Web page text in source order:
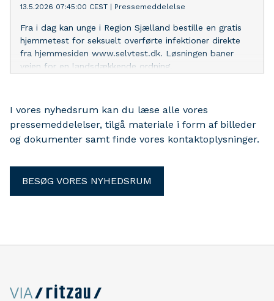
13.5.2026 07:45:00 CEST | Pressemeddelelse
Fra i dag kan unge i Region Sjælland bestille en gratis
hjemmetest for seksuelt overførte infektioner direkte
fra hjemmesiden www.selvtest.dk. Løsningen baner
vejen for en landsdækkende ordning.
I vores nyhedsrum kan du læse alle vores
pressemeddelelser, tilgå materiale i form af billeder
og dokumenter samt finde vores kontaktoplysninger.
BESØG VORES NYHEDSRUM